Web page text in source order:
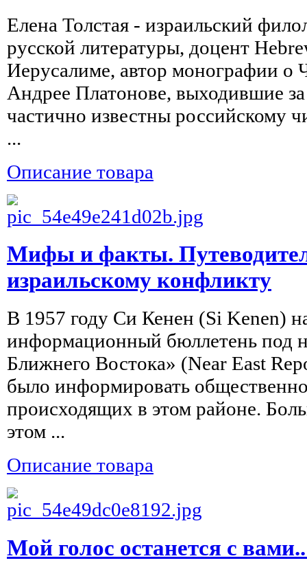
Елена Толстая - израильский
русской литературы, доцент
Иерусалиме, автор монографии о
Андрее Платонове, выходившие
частично известны российскому
...
Описание товара
Мифы и факты.
израильскому конфликту
В 1957 году Си Кенен (Si Kenen)
информационный бюллетень под
Ближнего Востока» (Near East
было информировать
происходящих в этом районе.
этом ...
Описание товара
Мой голос останется с